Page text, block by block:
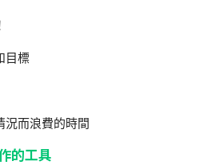
目標
況而浪費的時間
的工具